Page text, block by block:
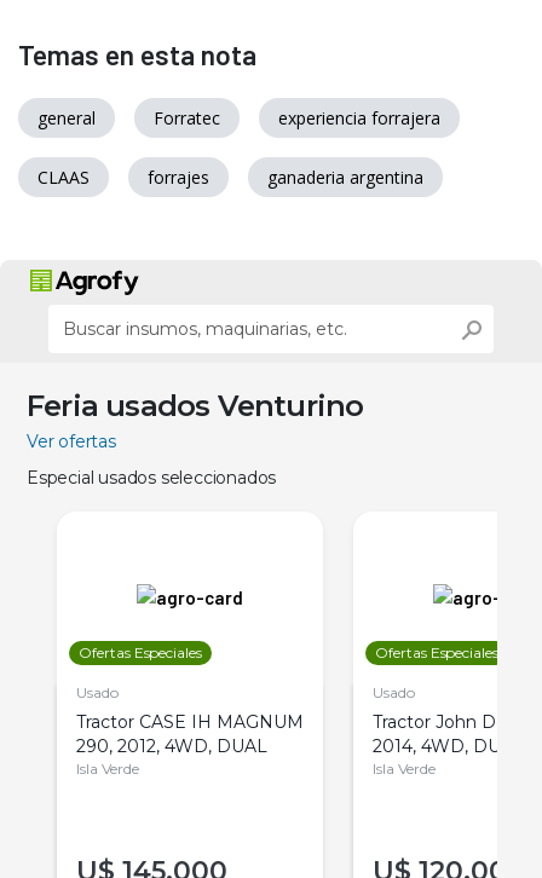
Temas en esta nota
general Forratec experiencia forrajera
CLAAS forrajes ganaderia argentina
Feria usados Venturino
Ver ofertas
Especial usados seleccionados
Ofertas Especiales
Usado
Tractor CASE IH MAGNUM
290, 2012, 4WD, DUAL
Isla Verde
U$ 145.000
Ofertas Especiales
Usado
Tractor John Deere
2014, 4WD, DUAL
Isla Verde
U$ 120.000